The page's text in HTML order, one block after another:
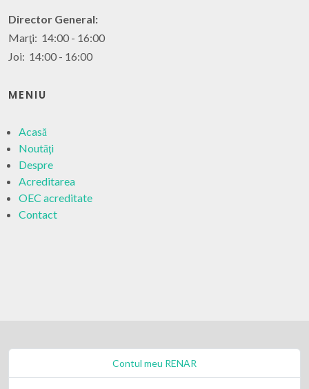
Director General:
Marţi: 14:00 - 16:00
Joi: 14:00 - 16:00
MENIU
Acasă
Noutăţi
Despre
Acreditarea
OEC acreditate
Contact
Contul meu RENAR